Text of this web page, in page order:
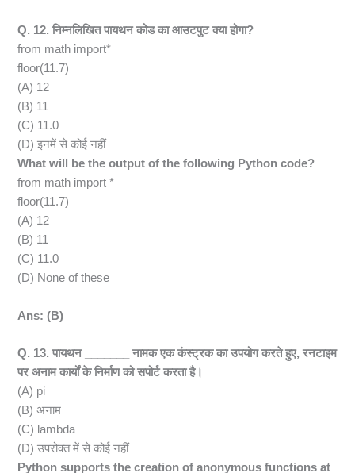
Q. 12. निम्नलिखित पायथन कोड का आउटपुट क्या होगा?
from math import*
floor(11.7)
(A) 12
(B) 11
(C) 11.0
(D) इनमें से कोई नहीं
What will be the output of the following Python code?
from math import *
floor(11.7)
(A) 12
(B) 11
(C) 11.0
(D) None of these
Ans: (B)
Q. 13. पायथन _______ नामक एक कंस्ट्रक का उपयोग करते हुए, रनटाइम
पर अनाम कार्यों के निर्माण को सपोर्ट करता है।
(A) pi
(B) अनाम
(C) lambda
(D) उपरोक्त में से कोई नहीं
Python supports the creation of anonymous functions at